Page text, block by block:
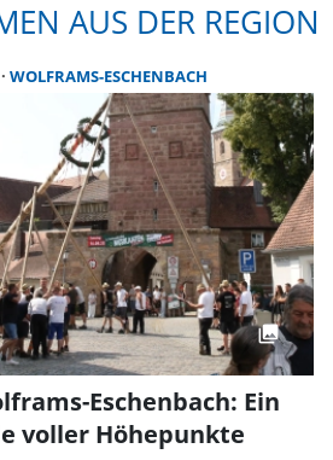
AUS DER REGION
WOLFRAMS-ESCHENBACH
Eschenbach: Ein
voller Höhepunkte